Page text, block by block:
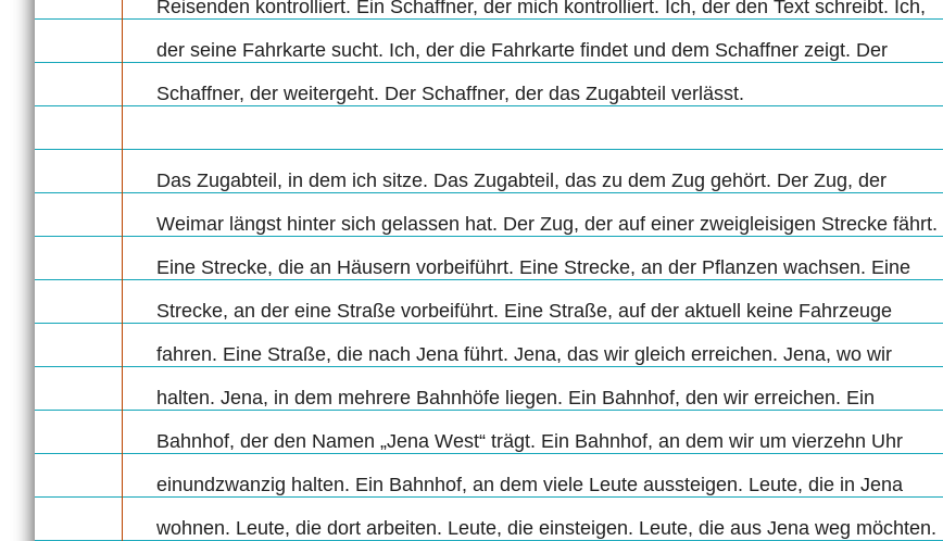
Reisenden kontrolliert. Ein Schaffner, der mich kontrolliert. Ich, der den Text schreibt. Ich,
der seine Fahrkarte sucht. Ich, der die Fahrkarte findet und dem Schaffner zeigt. Der
Schaffner, der weitergeht. Der Schaffner, der das Zugabteil verlässt.
Das Zugabteil, in dem ich sitze. Das Zugabteil, das zu dem Zug gehört. Der Zug, der
Weimar längst hinter sich gelassen hat. Der Zug, der auf einer zweigleisigen Strecke fährt.
Eine Strecke, die an Häusern vorbeiführt. Eine Strecke, an der Pflanzen wachsen. Eine
Strecke, an der eine Straße vorbeiführt. Eine Straße, auf der aktuell keine Fahrzeuge
fahren. Eine Straße, die nach Jena führt. Jena, das wir gleich erreichen. Jena, wo wir
halten. Jena, in dem mehrere Bahnhöfe liegen. Ein Bahnhof, den wir erreichen. Ein
Bahnhof, der den Namen „Jena West“ trägt. Ein Bahnhof, an dem wir um vierzehn Uhr
einundzwanzig halten. Ein Bahnhof, an dem viele Leute aussteigen. Leute, die in Jena
wohnen. Leute, die dort arbeiten. Leute, die einsteigen. Leute, die aus Jena weg möchten.